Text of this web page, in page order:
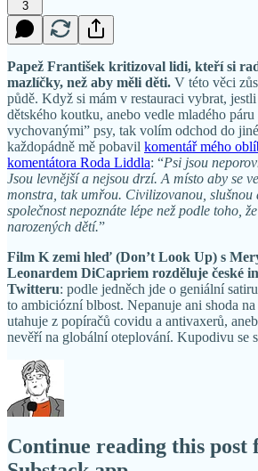
3
Papež František kritizoval lidi, kteří si
mazlíčky, než aby měli děti. V této věci
půdě. Když si mám v restauraci vybrat,
dětského koutku, anebo vedle mladého páru
vychovanými” psy, tak volím odchod do
každopádně mě pobavil komentář mého
komentátora Roda Liddla: “Psi jsou
Jsou levnější a nejsou drzí. A místo aby se
monstra, tak umřou. Civilizovanou, slušnou
společnost nepoznáte lépe než podle toho,
narozených dětí.”
Film K zemi hleď (Don’t Look Up) s
Leonardem DiCapriem rozděluje české
Twitteru: podle jedněch jde o geniální
to ambiciózní blbost. Nepanuje ani shoda
utahuje z popíračů covidu a antivaxerů,
nevěří na globální oteplování. Kupodivu se
Continue reading this post